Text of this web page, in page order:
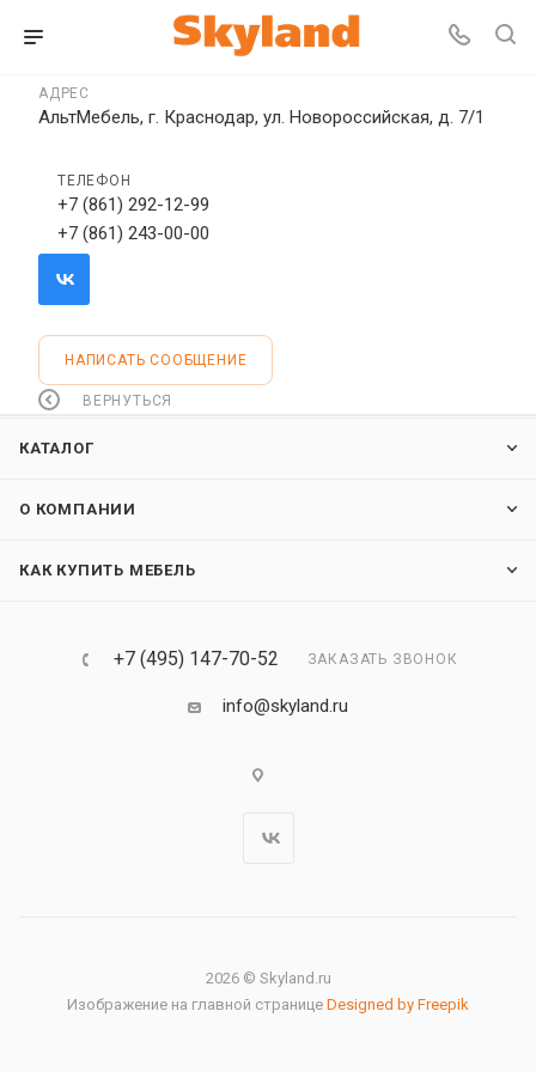
АДРЕС
АльтМебель, г. Краснодар, ул. Новороссийская, д. 7/1
ТЕЛЕФОН
+7 (861) 292-12-99
+7 (861) 243-00-00
НАПИСАТЬ СООБЩЕНИЕ
ВЕРНУТЬСЯ
КАТАЛОГ
О КОМПАНИИ
КАК КУПИТЬ МЕБЕЛЬ
+7 (495) 147-70-52 ЗАКАЗАТЬ ЗВОНОК
info@skyland.ru
2026 © Skyland.ru
Изображение на главной странице Designed by Freepik